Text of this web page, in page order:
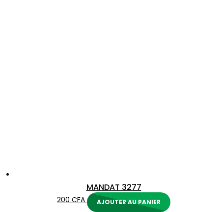
MANDAT 3277
200 CFA AJOUTER AU PANIER